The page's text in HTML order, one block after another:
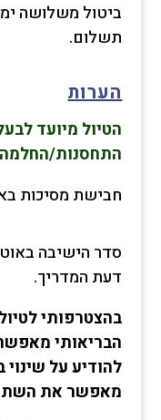
ביטול משלושה
תשלום.
הערות
הטיול מיועד
התחסנות/החלמה
חבישת מסיכות
סדר הישיבה
דעת המדריך.
בהצטרפותי
הבריאותי
להודיע על
מאפשר את